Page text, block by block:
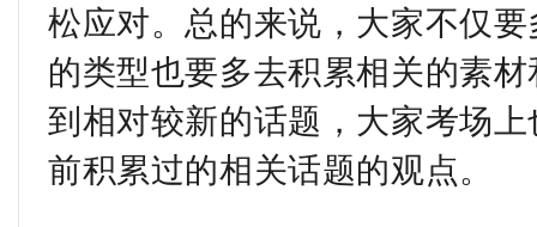
松应对。总的来说，大家不仅
的类型也要多去积累相关的素
到相对较新的话题，大家考场
前积累过的相关话题的观点。